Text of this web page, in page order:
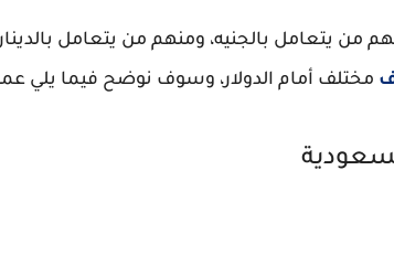
من يتعامل بالجنيه، ومنهم من يتعامل
مختلف أمام الدولار، وسوف نوضح فيما يلي